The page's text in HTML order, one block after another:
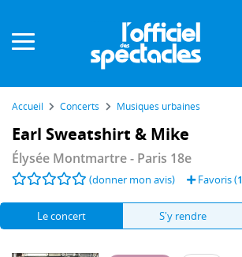
Accueil Concerts Musiques urbaines
Earl Sweatshirt & Mike
Élysée Montmartre- Paris 18e
(donner mon avis) Favoris (1
Le concert S'y rendre